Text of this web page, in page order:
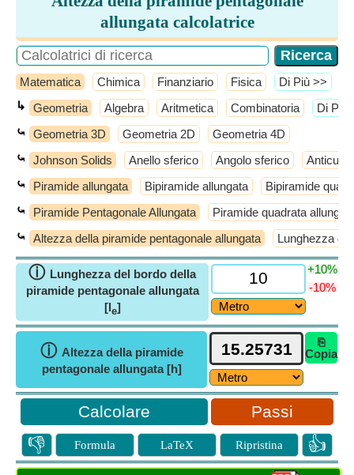
allungata calcolatrice
Matematica Chimica Finanziario Fisica ​Di Più >>
↳ Geometria Algebra Aritmetica Combinatoria ​Di Più
⤿ Geometria 3D Geometria 2D Geometria 4D
⤿ Johnson Solids Anello sferico Angolo sferico Anticube
⤿ Piramide allungata Bipiramide allungata Bipiramide
⤿ Piramide Pentagonale Allungata Piramide quadrata
⤿ Altezza della piramide pentagonale allungata Lunghezza
ⓘ Lunghezza del bordo della
piramide pentagonale allungata
[le]
+10%
-10%
ⓘ Altezza della piramide
pentagonale allungata [h]
⎘
Copia
Passi
👎 Formula LaTeX Ripristina 👍